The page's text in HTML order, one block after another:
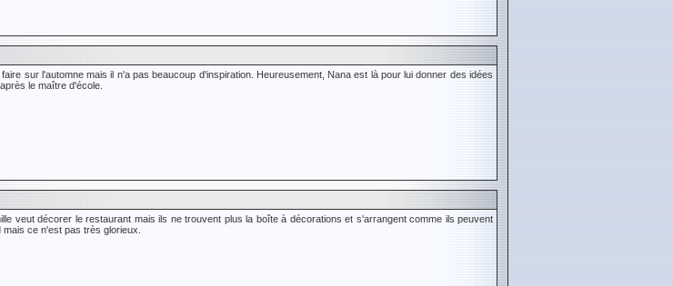
sur l'automne mais il n'a pas beaucoup d'inspiration. Heureusement, Nana est là pour lui donner des idées
le maître d'école.
veut décorer le restaurant mais ils ne trouvent plus la boîte à décorations et s'arrangent comme ils peuvent
ce n'est pas très glorieux.